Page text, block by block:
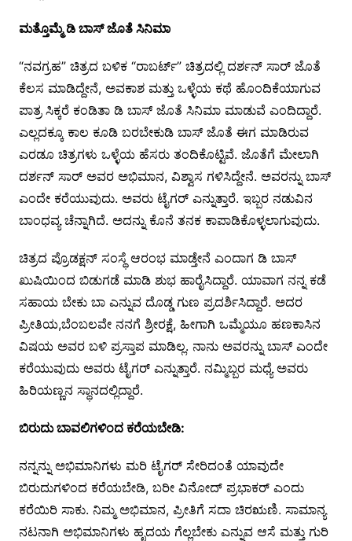
ಮತ್ತೊಮ್ಮೆ ಡಿ ಬಾಸ್ ಜೊತೆ ಸಿನಿಮಾ
“ನವಗ್ರಹ” ಚಿತ್ರದ ಬಳಿಕ “ರಾಬರ್ಟ್” ಚಿತ್ರದಲ್ಲಿ ದರ್ಶನ್ ಸಾರ್ ಜೊತೆ
ಕೆಲಸ ಮಾಡಿದ್ದೇನೆ, ಅವಕಾಶ ಮತ್ತು ಒಳ್ಳೆಯ ಕಥೆ ಹೊಂದಿಕೆಯಾಗುವ
ಪಾತ್ರ ಸಿಕ್ಕರೆ ಕಂಡಿತಾ ಡಿ ಬಾಸ್ ಜೊತೆ ಸಿನಿಮಾ ಮಾಡುವೆ ಎಂದಿದ್ದಾರೆ.
ಎಲ್ಲದಕ್ಕೂ ಕಾಲ ಕೂಡಿ ಬರಬೇಕುಡಿ ಬಾಸ್ ಜೊತೆ ಈಗ ಮಾಡಿರುವ
ಎರಡೂ ಚಿತ್ರಗಳು ಒಳ್ಳೆಯ ಹೆಸರು ತಂದಿಕೊಟ್ಟಿವೆ. ಜೊತೆಗೆ ಮೇಲಾಗಿ
ದರ್ಶನ್ ಸಾರ್ ಅವರ ಅಭಿಮಾನ, ವಿಶ್ವಾಸ ಗಳಿಸಿದ್ದೇನೆ. ಅವರನ್ನು ಬಾಸ್
ಎಂದೇ ಕರೆಯುವುದು. ಅವರು ಟೈಗರ್ ಎನ್ನುತ್ತಾರೆ. ಇಬ್ಬರ ನಡುವಿನ
ಬಾಂಧವ್ಯ ಚೆನ್ನಾಗಿದೆ. ಅದನ್ನು ಕೊನೆ ತನಕ ಕಾಪಾಡಿಕೊಳ್ಳಲಾಗುವುದು.
ಚಿತ್ರದ ಪ್ರೊಡಕ್ಷನ್ ಸಂಸ್ಥೆ ಆರಂಭ ಮಾಡ್ತೇನೆ ಎಂದಾಗ ಡಿ ಬಾಸ್
ಖುಷಿಯಿಂದ ಬಿಡುಗಡೆ ಮಾಡಿ ಶುಭ ಹಾರೈಸಿದ್ದಾರೆ. ಯಾವಾಗ ನನ್ನ ಕಡೆ
ಸಹಾಯ ಬೇಕು ಬಾ ಎನ್ನುವ ದೊಡ್ಡ ಗುಣ ಪ್ರದರ್ಶಿಸಿದ್ದಾರೆ. ಅದರ
ಪ್ರೀತಿಯ,ಬೆಂಬಲವೇ ನನಗೆ ಶ್ರೀರಕ್ಷೆ, ಹೀಗಾಗಿ ಒಮ್ಮೆಯೂ ಹಣಕಾಸಿನ
ವಿಷಯ ಅವರ ಬಳಿ ಪ್ರಸ್ತಾಪ ಮಾಡಿಲ್ಲ. ನಾನು ಅವರನ್ನು ಬಾಸ್ ಎಂದೇ
ಕರೆಯುವುದು ಅವರು ಟೈಗರ್ ಎನ್ನುತ್ತಾರೆ. ನಮ್ಮಿಬ್ಬರ ಮಧ್ಯೆ ಅವರು
ಹಿರಿಯಣ್ಣನ ಸ್ಥಾನದಲ್ಲಿದ್ದಾರೆ.
ಬಿರುದು ಬಾವಲಿಗಳಿಂದ ಕರೆಯಬೇಡಿ:
ನನ್ನನ್ನು ಅಭಿಮಾನಿಗಳು ಮರಿ ಟೈಗರ್ ಸೇರಿದಂತೆ ಯಾವುದೇ
ಬಿರುದುಗಳಿಂದ ಕರೆಯಬೇಡಿ, ಬರೀ ವಿನೋದ್ ಪ್ರಭಾಕರ್ ಎಂದು
ಕರೆಯಿರಿ ಸಾಕು. ನಿಮ್ಮ ಅಭಿಮಾನ, ಪ್ರೀತಿಗೆ ಸದಾ ಚಿರಋಣಿ. ಸಾಮಾನ್ಯ
ನಟನಾಗಿ ಅಭಿಮಾನಿಗಳು ಹೃದಯ ಗೆಲ್ಲಬೇಕು ಎನ್ನುವ ಆಸೆ ಮತ್ತು ಗುರಿ